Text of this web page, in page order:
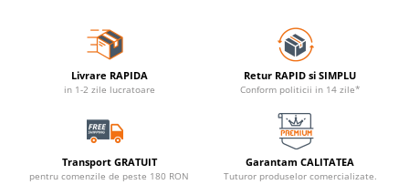
Livrare RAPIDA
in 1-2 zile lucratoare
Retur RAPID si SIMPLU
Conform politicii in 14 zile*
Transport GRATUIT
pentru comenzile de peste 180 RON
Garantam CALITATEA
Tuturor produselor comercializate.